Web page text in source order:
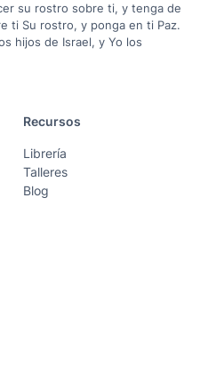
su rostro sobre ti, y tenga de
ti Su rostro, y ponga en ti Paz.
hijos de Israel, y Yo los
Recursos
Librería
Talleres
Blog